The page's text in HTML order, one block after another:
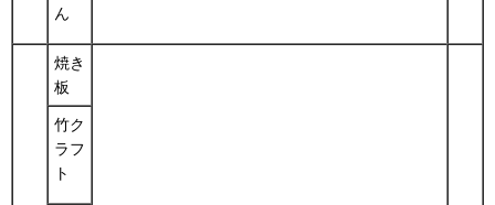
ん
焼き
板
竹ク
ラフ
ト